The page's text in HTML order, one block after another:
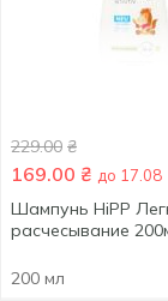
229.00 ₴
169.00 ₴ до 17.08
Шампунь HiPP
расчесывание
200 мл